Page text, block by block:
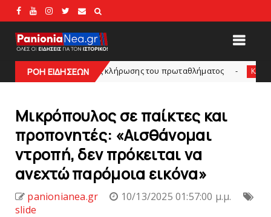
ΡΟΗ ΕΙΔΗΣΕΩΝ
ο τόπος της κλήρωσης του πρωταθλήματος KARA TALKS
Mικρόπουλος σε παίκτες και
προπονητές: «Αισθάνομαι
ντροπή, δεν πρόκειται να
ανεχτώ παρόμοια εικόνα»
panionianea.gr
10/13/2025 01:57:00 μ.μ.
slide